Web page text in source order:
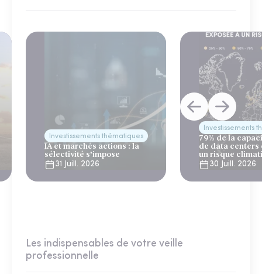
Investissements thématiques
IA et marchés actions : la
sélectivité s’impose
31 Juill. 2026
Investissements
79% de la
de data centers
un risque
30 Juill. 2026
Les indispensables de votre veille
professionnelle